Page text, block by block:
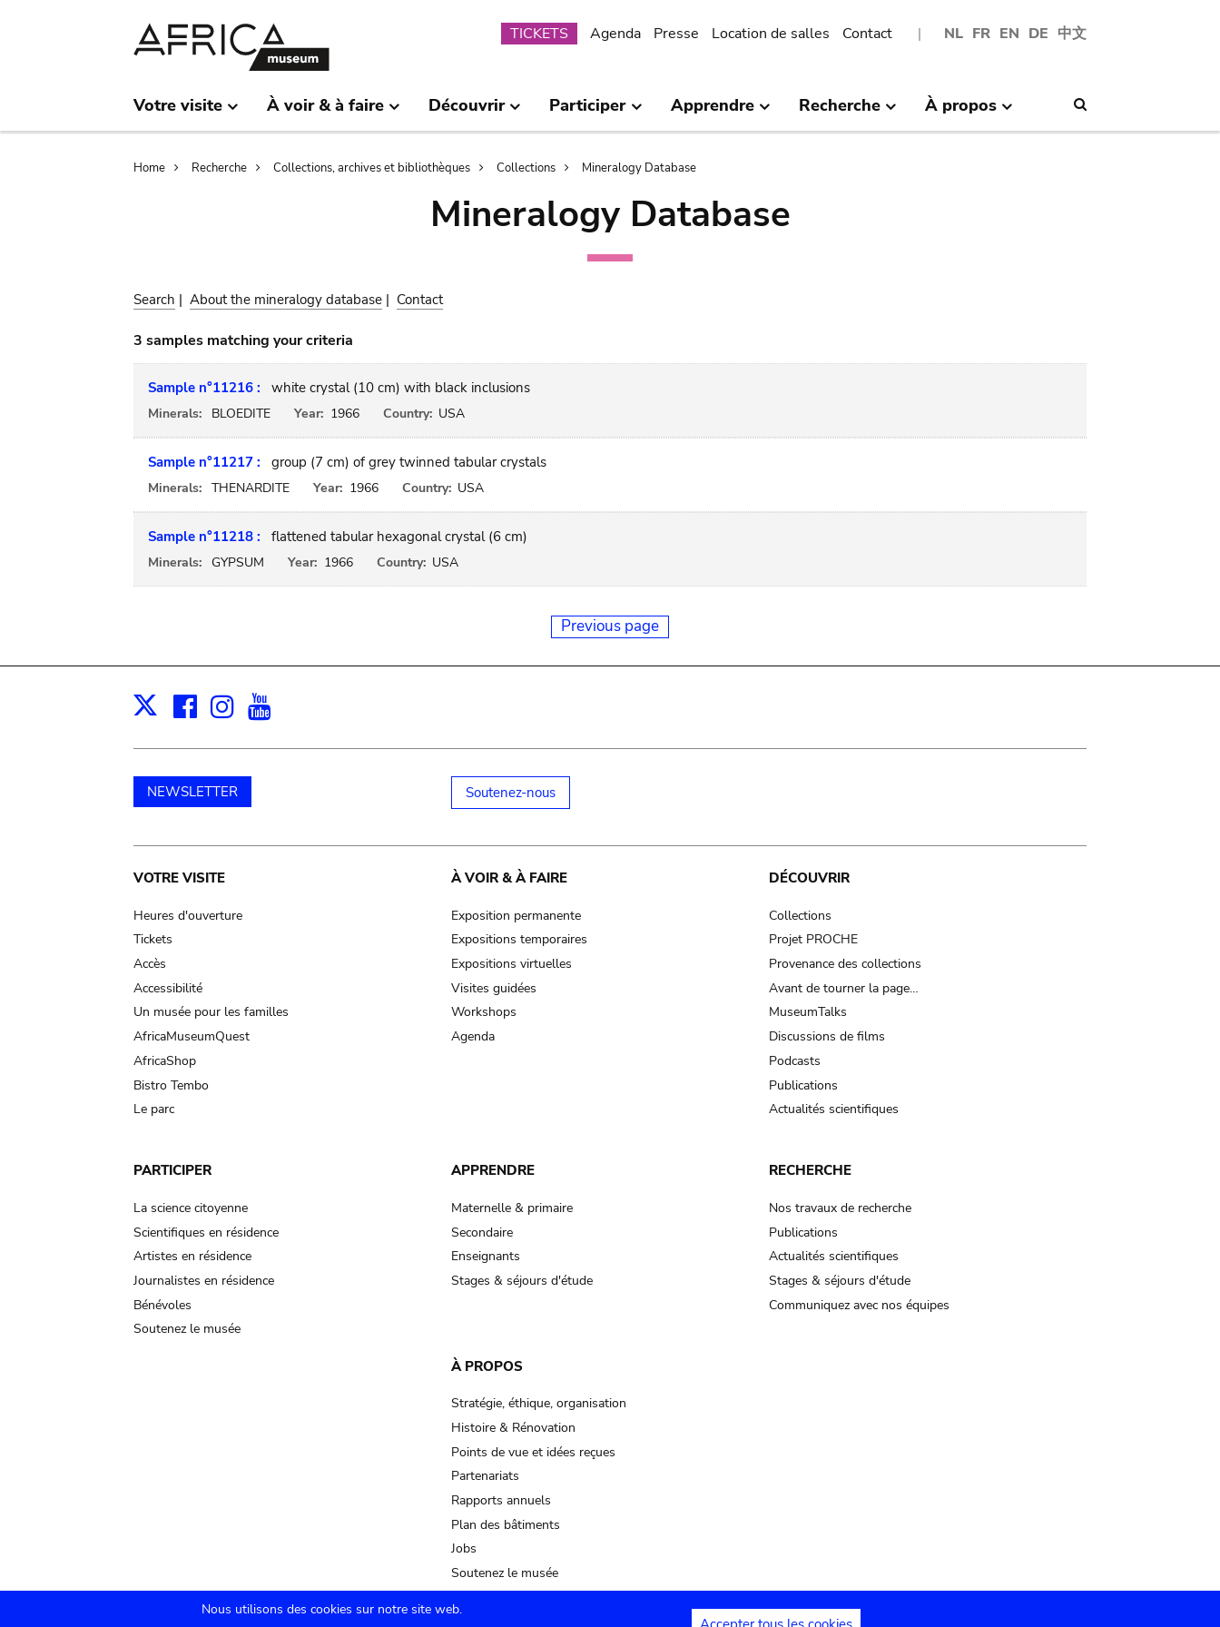
NL FR EN DE 中文
Submenu
TICKETS Agenda Presse Location de salles Contact
Votre visite À voir & à faire Découvrir Participer Apprendre Recherche À propos
Breadcrumb
Home Recherche Collections, archives et bibliothèques Collections Mineralogy Database
Mineralogy Database
Search | About the mineralogy database | Contact
3 samples matching your criteria
Sample n°11216 : white crystal (10 cm) with black inclusions
Minerals: BLOEDITE Year: 1966 Country: USA
Sample n°11217 : group (7 cm) of grey twinned tabular crystals
Minerals: THENARDITE Year: 1966 Country: USA
Sample n°11218 : flattened tabular hexagonal crystal (6 cm)
Minerals: GYPSUM Year: 1966 Country: USA
Previous page
X Facebook
Instagram
NEWSLETTER Soutenez-nous
Main
navigation
VOTRE VISITE
Heures d'ouverture
Tickets
Accès
Accessibilité
Un musée pour les familles
AfricaMuseumQuest
AfricaShop
Bistro Tembo
Le parc
À VOIR & À FAIRE
Exposition permanente
Expositions temporaires
Expositions virtuelles
Visites guidées
Workshops
Agenda
DÉCOUVRIR
Collections
Projet PROCHE
Provenance des collections
Avant de tourner la page…
MuseumTalks
Discussions de films
Podcasts
Publications
Actualités scientifiques
PARTICIPER
La science citoyenne
Scientifiques en résidence
Artistes en résidence
Journalistes en résidence
Bénévoles
Soutenez le musée
APPRENDRE
Maternelle & primaire
Secondaire
Enseignants
Stages & séjours d'étude
RECHERCHE
Nos travaux de recherche
Publications
Actualités scientifiques
Stages & séjours d'étude
Communiquez avec nos équipes
À PROPOS
Stratégie, éthique, organisation
Histoire & Rénovation
Points de vue et idées reçues
Partenariats
Rapports annuels
Plan des bâtiments
Jobs
Soutenez le musée
Nous utilisons des cookies sur notre site web.